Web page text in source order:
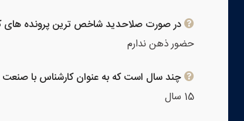
در صورت صلاحدید شاخص ترین پرونده های
حضور ذهن ندارم
چند سال است که به عنوان کارشناس با صنعت
15 سال